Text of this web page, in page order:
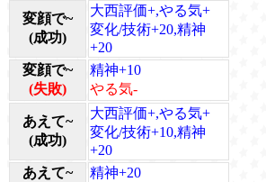
変顔で~
(成功)
大西評価+,やる気+
変化/技術+20,精神
+20
変顔で~
(失敗)
精神+10
やる気-
あえて~
(成功)
大西評価+,やる気+
変化/技術+10,精神
+20
あえて~
精神+20